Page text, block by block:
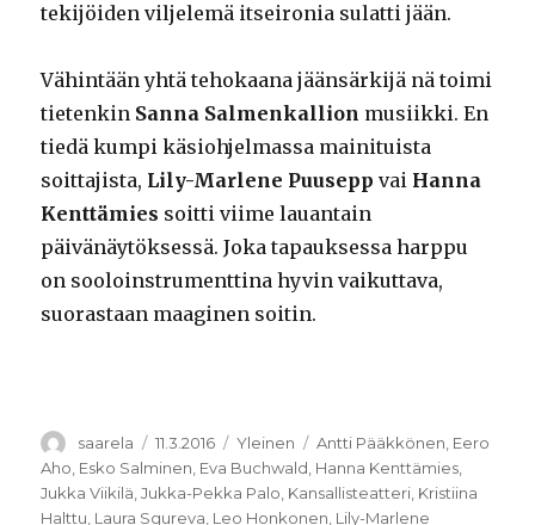
tekijöiden viljelemä itseironia sulatti jään.
Vähintään yhtä tehokaana jäänsärkijä nä toimi
tietenkin Sanna Salmenkallion musiikki. En
tiedä kumpi käsiohjelmassa mainituista
soittajista, Lily-Marlene Puusepp vai Hanna
Kenttämies soitti viime lauantain
päivänäytöksessä. Joka tapauksessa harppu
on sooloinstrumenttina hyvin vaikuttava,
suorastaan maaginen soitin.
Kirjoittaja
saarela Julkaistu
11.3.2016 Kategoriat
Yleinen Avainsanat
Antti Pääkkönen, Eero
Aho, Esko Salminen, Eva Buchwald, Hanna Kenttämies,
Jukka Viikilä,Jukka-Pekka Palo, Kansallisteatteri, Kristiina
Halttu, Laura Sgureva, Leo Honkonen, Lily-Marlene